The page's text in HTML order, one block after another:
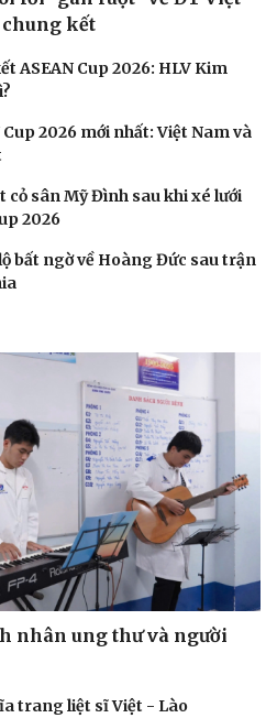
chung kết
ASEAN Cup 2026: HLV Kim
2026 mới nhất: Việt Nam và
cỏ sân Mỹ Đình sau khi xé lưới
2026
bất ngờ về Hoàng Đức sau trận
nhân ung thư và người
trang liệt sĩ Việt - Lào